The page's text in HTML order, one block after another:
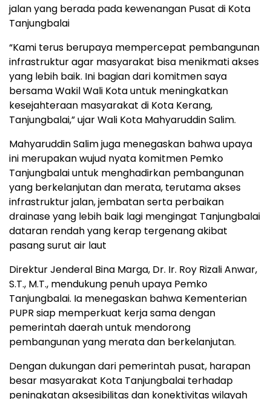
jalan yang berada pada kewenangan Pusat di Kota
Tanjungbalai
“Kami terus berupaya mempercepat pembangunan
infrastruktur agar masyarakat bisa menikmati akses
yang lebih baik. Ini bagian dari komitmen saya
bersama Wakil Wali Kota untuk meningkatkan
kesejahteraan masyarakat di Kota Kerang,
Tanjungbalai,” ujar Wali Kota Mahyaruddin Salim.
Mahyaruddin Salim juga menegaskan bahwa upaya
ini merupakan wujud nyata komitmen Pemko
Tanjungbalai untuk menghadirkan pembangunan
yang berkelanjutan dan merata, terutama akses
infrastruktur jalan, jembatan serta perbaikan
drainase yang lebih baik lagi mengingat Tanjungbalai
dataran rendah yang kerap tergenang akibat
pasang surut air laut
Direktur Jenderal Bina Marga, Dr. Ir. Roy Rizali Anwar,
S.T., M.T., mendukung penuh upaya Pemko
Tanjungbalai. Ia menegaskan bahwa Kementerian
PUPR siap memperkuat kerja sama dengan
pemerintah daerah untuk mendorong
pembangunan yang merata dan berkelanjutan.
Dengan dukungan dari pemerintah pusat, harapan
besar masyarakat Kota Tanjungbalai terhadap
peningkatan aksesibilitas dan konektivitas wilayah